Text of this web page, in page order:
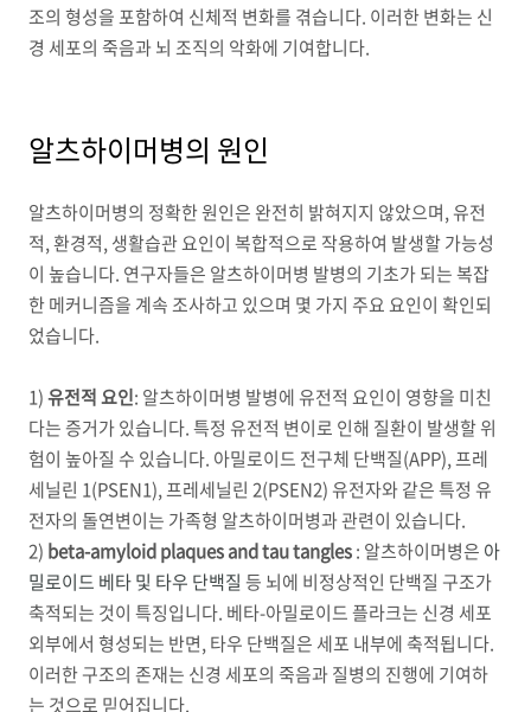
조의 형성을 포함하여 신체적 변화를 겪습니다. 이러한 변화는 신
경 세포의 죽음과 뇌 조직의 악화에 기여합니다.
알츠하이머병의 원인
알츠하이머병의 정확한 원인은 완전히 밝혀지지 않았으며,유전
적,환경적, 생활습관 요인이 복합적으로 작용하여 발생할 가능성
이 높습니다. 연구자들은 알츠하이머병 발병의 기초가 되는 복잡
한 메커니즘을 계속 조사하고 있으며 몇 가지 주요 요인이 확인되
었습니다.
1)유전적 요인: 알츠하이머병 발병에 유전적 요인이 영향을 미친
다는 증거가 있습니다.특정 유전적 변이로 인해 질환이 발생할 위
험이 높아질 수 있습니다. 아밀로이드 전구체 단백질(APP),프레
세닐린 1(PSEN1),프레세닐린 2(PSEN2)유전자와 같은 특정 유
전자의 돌연변이는 가족형 알츠하이머병과 관련이 있습니다.
2) beta-amyloid plaques and tau tangles: 알츠하이머병은 아
밀로이드 베타 및 타우 단백질 등 뇌에 비정상적인 단백질 구조가
축적되는 것이 특징입니다. 베타-아밀로이드 플라크는 신경 세포
외부에서 형성되는 반면, 타우 단백질은 세포 내부에 축적됩니다.
이러한 구조의 존재는 신경 세포의 죽음과 질병의 진행에 기여하
는 것으로 믿어집니다.